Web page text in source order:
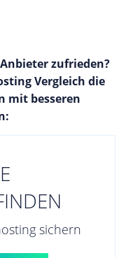
zufrieden?
Vergleich die
mit besseren
sichern